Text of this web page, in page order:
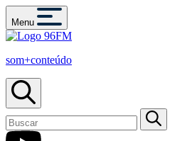
Menu
som+conteúdo